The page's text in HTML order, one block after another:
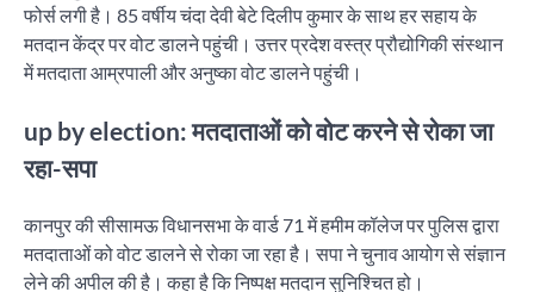
फोर्स लगी है। 85 वर्षीय चंदा देवी बेटे दिलीप कुमार के साथ हर सहाय के
मतदान केंद्र पर वोट डालने पहुंची। उत्तर प्रदेश वस्त्र प्रौद्योगिकी संस्थान
में मतदाता आम्रपाली और अनुष्का वोट डालने पहुंची।
up by election: मतदाताओं को वोट करने से रोका जा
रहा-सपा
कानपुर की सीसामऊ विधानसभा के वार्ड 71 में हमीम कॉलेज पर पुलिस द्वारा
मतदाताओं को वोट डालने से रोका जा रहा है। सपा ने चुनाव आयोग से संज्ञान
लेने की अपील की है। कहा है कि निष्पक्ष मतदान सुनिश्चित हो।